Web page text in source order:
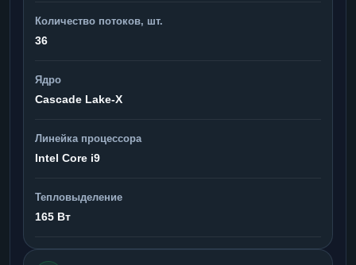
Количество потоков, шт.
36
Ядро
Cascade Lake-X
Линейка процессора
Intel Core i9
Тепловыделение
165 Вт